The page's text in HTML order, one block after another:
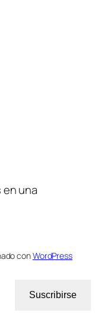
una
conWordPress
Suscribirse